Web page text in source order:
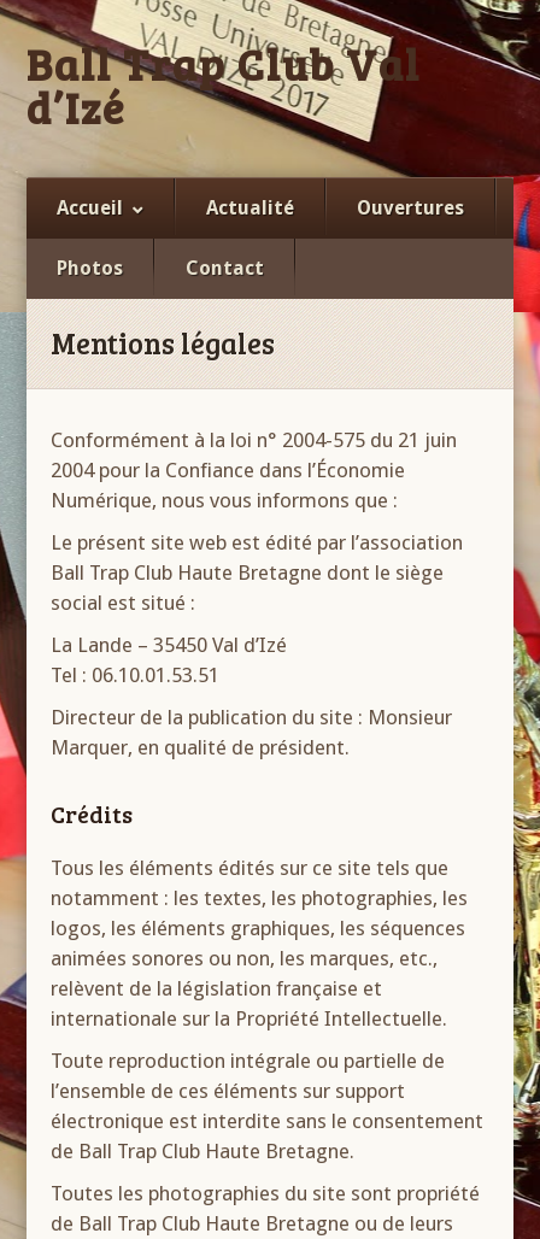
Ball Trap Club Val
d’Izé
Accueil Actualité Ouvertures
Photos Contact
Mentions légales
Conformément à la loi n° 2004-575 du 21 juin
2004 pour la Confiance dans l’Économie
Numérique, nous vous informons que :
Le présent site web est édité par l’association
Ball Trap Club Haute Bretagne dont le siège
social est situé :
La Lande – 35450 Val d’Izé
Tel : 06.10.01.53.51
Directeur de la publication du site : Monsieur
Marquer, en qualité de président.
Crédits
Tous les éléments édités sur ce site tels que
notamment : les textes, les photographies, les
logos, les éléments graphiques, les séquences
animées sonores ou non, les marques, etc.,
relèvent de la législation française et
internationale sur la Propriété Intellectuelle.
Toute reproduction intégrale ou partielle de
l’ensemble de ces éléments sur support
électronique est interdite sans le consentement
de Ball Trap Club Haute Bretagne.
Toutes les photographies du site sont propriété
de Ball Trap Club Haute Bretagne ou de leurs